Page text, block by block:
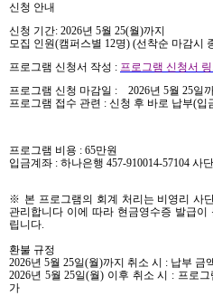
신청 안내
신청 기간: 2026년 5월 25(월)까지
모집 인원(캠퍼스별 12명) (선착순 마감시
프로그램 신청서 작성 : 프로그램 신청서
프로그램 신청 마감일 : 2026년 5월 25일
프로그램 접수 관련 : 신청 후 바로 납부(입
프로그램 비용 : 65만원
입금계좌 : 하나은행 457-910014-57104 사
※ 본 프로그램의 회계 처리는 비영리 사
관리합니다 이에 따라 현금영수증 발급
립니다.
환불 규정
2026년 5월 25일(월)까지 취소 시 : 납부 금
2026년 5월25일(월) 이후 취소 시 : 프로
가